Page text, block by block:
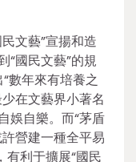
文藝”宣揚和造
“國民文藝”的規
數年來有培養之
在文藝界小著名
娛自樂。而“茅盾
營建一種全平易
有利于擴展“國民